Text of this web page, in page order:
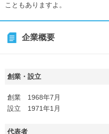
こともありますよ。
企業概要
創業・設立
創業 1968年7月
設立 1971年1月
代表者